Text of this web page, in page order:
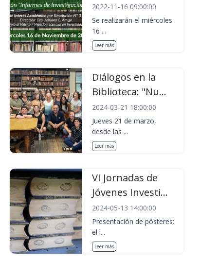
2022-11-16 09:00:00
Se realizarán el miércoles
16 ...
Leer más
Diálogos en la
Biblioteca: "Nu...
2024-03-21 18:00:00
Jueves 21 de marzo,
desde las ...
Leer más
VI Jornadas de
Jóvenes Investi...
2024-05-13 14:00:00
Presentación de pósteres:
el l...
Leer más